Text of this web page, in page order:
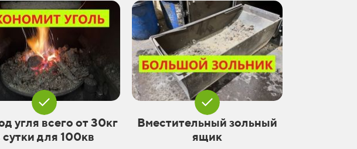
угля всего от 30кг
сутки для 100кв
Вместительный зольный
ящик